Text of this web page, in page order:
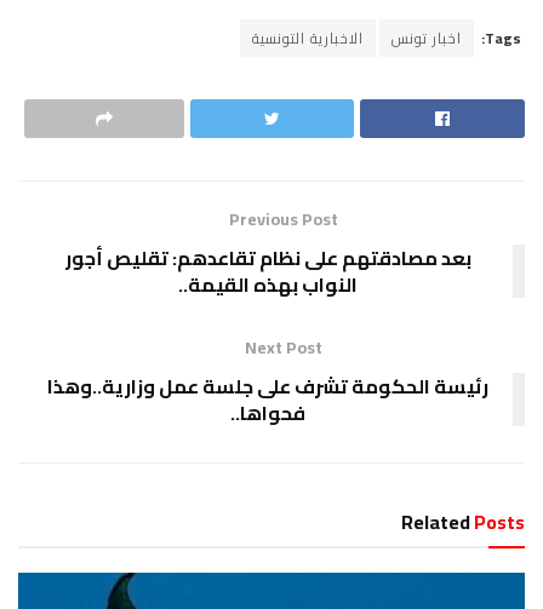
Tags: اخبار تونس الاخبارية التونسية
Previous Post
بعد مصادقتهم على نظام تقاعدهم: تقليص أجور
النواب بهذه القيمة..
Next Post
رئيسة الحكومة تشرف على جلسة عمل وزارية..وهذا
فحواها..
RelatedPosts